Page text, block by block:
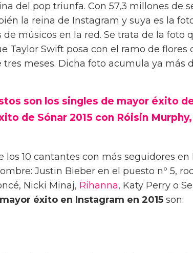
del pop triunfa. Con 57,3 millones de
la reina de Instagram y suya es la
de músicos en la red. Se trata de la foto
Taylor Swift posa con el ramo de
tres meses. Dicha foto acumula ya más
son los singles de mayor éxito
de Sónar 2015 con Róisin
los 10 cantantes con más seguidores
Justin Bieber en el puesto nº 5,
Nicki Minaj, Rihanna, Katy Perry o
éxito en Instagram en 2015 son: